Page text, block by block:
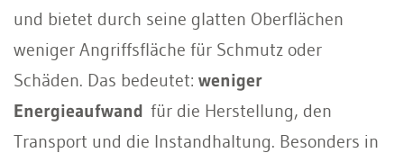
und bietet durch seine glatten Oberflächen
weniger Angriffsfläche für Schmutz oder
Schäden. Das bedeutet: weniger
Energieaufwand für die Herstellung, den
Transport und die Instandhaltung. Besonders in